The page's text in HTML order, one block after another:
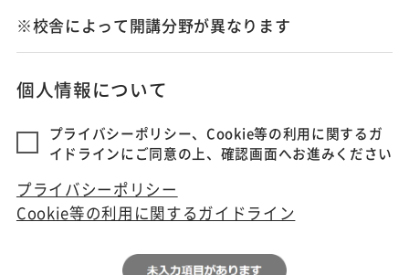
※校舎によって開講分野が異なります
個人情報について
プライバシーポリシー、Cookie等の利用に関するガ
イドラインにご同意の上、確認画面へお進みください
プライバシーポリシー
Cookie等の利用に関するガイドライン